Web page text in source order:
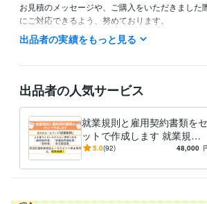
お見積のメッセージや、ご購入をいただきました
にご対応できるよう、努めております。
（平日でしたら、3時間以内にはご対応できるよう
曜・日曜・祝日は定休日のため、ご対応できない
とがございます。ご了承のほど、お願いいたします
出品サービスが「満枠対応中」の場合は、お見積
経験職種
士業・専門職 / 社会保険労務士
ライフスタイル・その他 / その他 経験年数 :
出品者の実績をもっと見る
出品者の人気サービス
就業規則と雇用契約書類をセ
ットで作成します 就業規則
と雇用契約書類で、大切な会
5.0(92) 48,000